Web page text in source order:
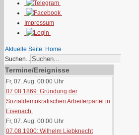
Impressum
Aktuelle Seite: Home
Suchen...
Termine/Ereignisse
Fr, 07. Aug. 00:00 Uhr
07.08.1869: Gründung der
Sozialdemokratischen Arbeiterpartei in
Eisenach.
Fr, 07. Aug. 00:00 Uhr
07.08.1900: Wilhelm Liebknecht